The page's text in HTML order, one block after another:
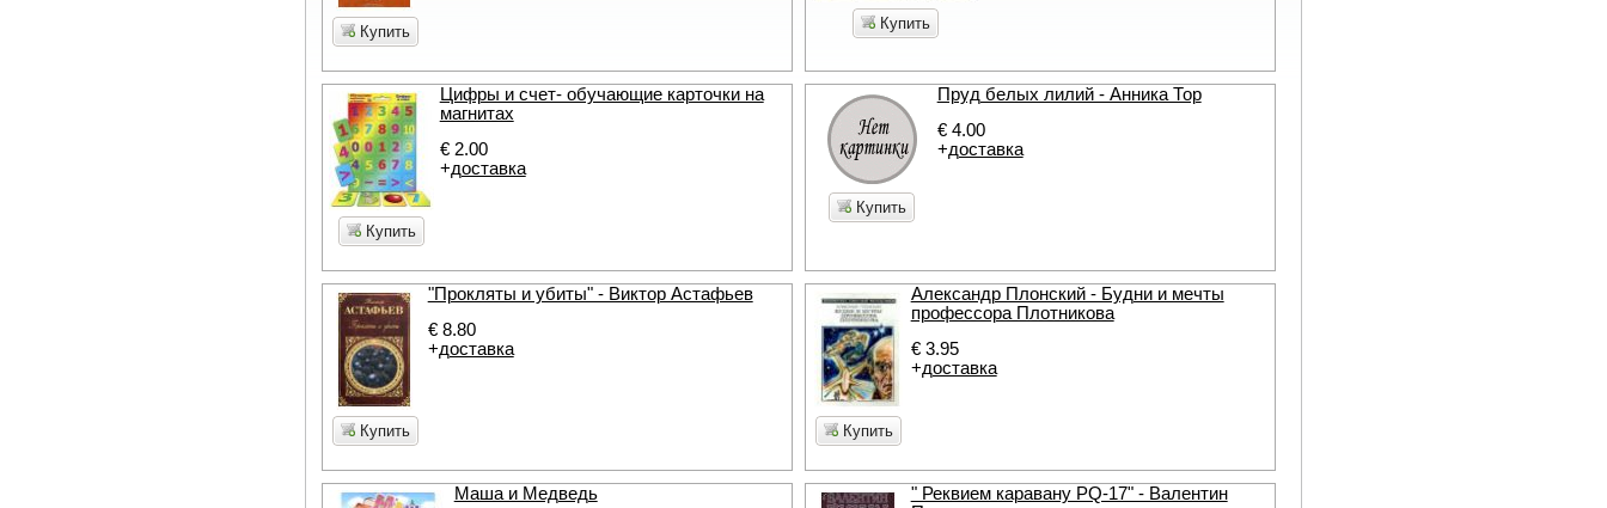
Купить Купить
Купить
Цифры и счет- обучающие карточки на
магнитах
€ 2.00
+доставка
Купить
Пруд белых лилий - Анника Тор
€ 4.00
+доставка
Купить
"Прокляты и убиты" - Виктор Астафьев
€ 8.80
+доставка
Купить
Александр Плонский - Будни и мечты
профессора Плотникова
€ 3.95
+доставка
Маша и Медведь
" Реквием каравану PQ-17" - Валентин